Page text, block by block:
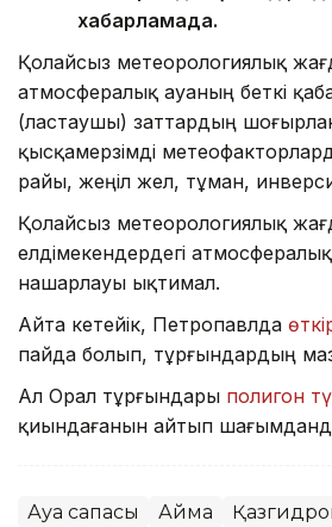
хабарламада.
Қолайсыз метеорологиялық
атмосфералық ауаның беткі
(ластаушы) заттардың
қысқамерзімді
райы, жеңіл жел, тұман,
Қолайсыз метеорологиялық
елдімекендердегі
нашарлауы ықтимал.
Айта кетейік, Петропавлда
пайда болып, тұрғындардың
Ал Орал тұрғындары полигон
қиындағанын айтып
Ауа сапасы Аймақ